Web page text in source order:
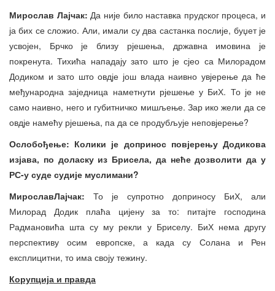
Мирослав Лајчак: Да није било наставка прудског процеса, и
ја бих се сложио. Али, имали су два састанка послије, буџет је
усвојен, Брчко је близу рјешења, државна имовина је
покренута. Тихића нападају зато што је сјео са Милорадом
Додиком и зато што овдје још влада наивно увјерење да ће
међународна заједница наметнути рјешење у БиХ. То је не
само наивно, него и губитничко мишљење. Зар ико жели да се
овдје намећу рјешења, па да се продубљује неповјерење?
Ослобођење: Колики је допринос повјерењу Додикова
изјава, по доласку из Брисела, да неће дозволити да у
РС-у суде судије муслимани?
МирославЛајчак: То је супротно доприносу БиХ, али
Милорад Додик плаћа цијену за то: питајте господина
Радмановића шта су му рекли у Бриселу. БиХ нема другу
перспективу осим европске, а када су Солана и Рен
експлицитни, то има своју тежину.
Корупција и правда